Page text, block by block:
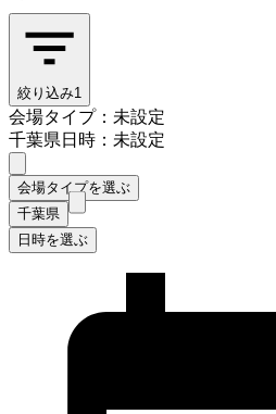
絞り込み1
会場タイプ：未設定
千葉県日時：未設定
会場タイプを選ぶ
千葉県
日時を選ぶ